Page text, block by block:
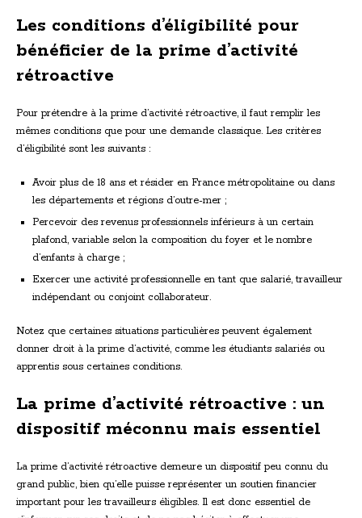
Les conditions d’éligibilité pour
bénéficier de la prime d’activité
rétroactive
Pour prétendre à la prime d’activité rétroactive, il faut remplir les
mêmes conditions que pour une demande classique. Les critères
d’éligibilité sont les suivants :
Avoir plus de 18 ans et résider en France métropolitaine ou dans
les départements et régions d’outre-mer ;
Percevoir des revenus professionnels inférieurs à un certain
plafond, variable selon la composition du foyer et le nombre
d’enfants à charge ;
Exercer une activité professionnelle en tant que salarié, travailleur
indépendant ou conjoint collaborateur.
Notez que certaines situations particulières peuvent également
donner droit à la prime d’activité, comme les étudiants salariés ou
apprentis sous certaines conditions.
La prime d’activité rétroactive : un
dispositif méconnu mais essentiel
La prime d’activité rétroactive demeure un dispositif peu connu du
grand public, bien qu’elle puisse représenter un soutien financier
important pour les travailleurs éligibles. Il est donc essentiel de